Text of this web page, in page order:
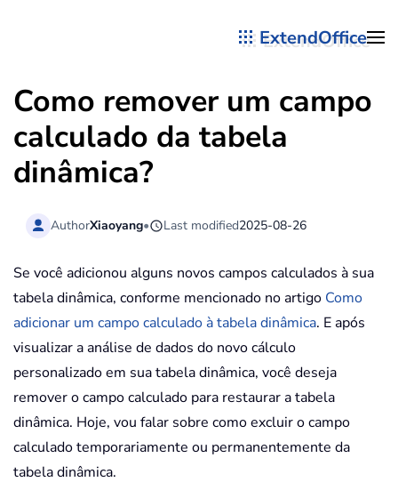
ExtendOffice
Como remover um campo
calculado da tabela
dinâmica?
AuthorXiaoyang• Last modified2025-08-26
Se você adicionou alguns novos campos calculados à sua
tabela dinâmica, conforme mencionado no artigo Como
adicionar um campo calculado à tabela dinâmica. E após
visualizar a análise de dados do novo cálculo
personalizado em sua tabela dinâmica, você deseja
remover o campo calculado para restaurar a tabela
dinâmica. Hoje, vou falar sobre como excluir o campo
calculado temporariamente ou permanentemente da
tabela dinâmica.